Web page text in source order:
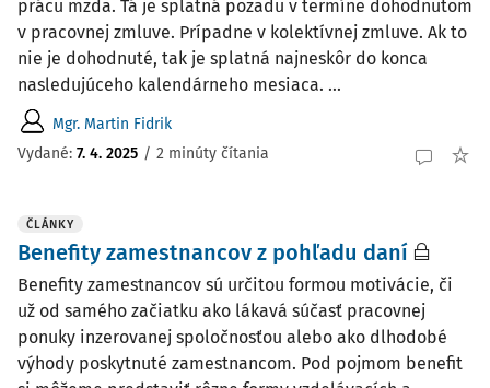
prácu mzda. Tá je splatná pozadu v termíne dohodnutom
v pracovnej zmluve. Prípadne v kolektívnej zmluve. Ak to
nie je dohodnuté, tak je splatná najneskôr do konca
nasledujúceho kalendárneho mesiaca. ...
Mgr. Martin Fidrik
Vydané: 7. 4. 2025 / 2 minúty čítania
ČLÁNKY
Benefity zamestnancov z pohľadu daní
Benefity zamestnancov sú určitou formou motivácie, či
už od samého začiatku ako lákavá súčasť pracovnej
ponuky inzerovanej spoločnosťou alebo ako dlhodobé
výhody poskytnuté zamestnancom. Pod pojmom benefit